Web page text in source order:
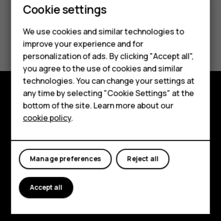
Smartphones
Feature phones
Phones for kids
Accessories
HMD Terra M
For business
Tablets
Did you find this helpful?
Yes No
Explore
Planet and people
Support
FacebookInstagram
Tiktok
Cookie settings
We use cookies and similar technologies to
improve your experience and for
personalization of ads. By clicking "Accept all",
you agree to the use of cookies and similar
technologies. You can change your settings at
any time by selecting "Cookie Settings" at the
bottom of the site. Learn more about our
cookie policy.
Reject all
Manage preferences
Accept all